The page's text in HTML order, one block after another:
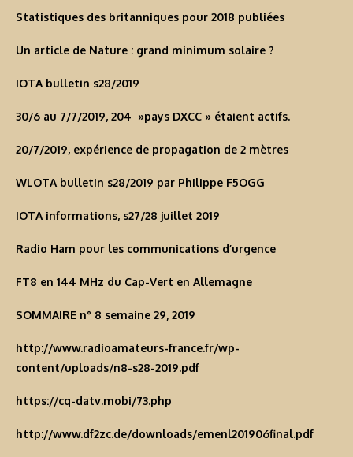
Statistiques des britanniques pour 2018 publiées
Un article de Nature : grand minimum solaire ?
IOTA bulletin s28/2019
30/6 au 7/7/2019, 204 »pays DXCC » étaient actifs.
20/7/2019, expérience de propagation de 2 mètres
WLOTA bulletin s28/2019 par Philippe F5OGG
IOTA informations, s27/28 juillet 2019
Radio Ham pour les communications d’urgence
FT8 en 144 MHz du Cap-Vert en Allemagne
SOMMAIRE n° 8 semaine 29, 2019
http://www.radioamateurs-france.fr/wp-
content/uploads/n8-s28-2019.pdf
https://cq-datv.mobi/73.php
http://www.df2zc.de/downloads/emenl201906final.pdf